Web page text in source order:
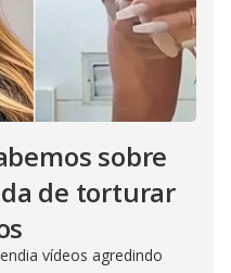
sobre
de torturar
vídeos agredindo